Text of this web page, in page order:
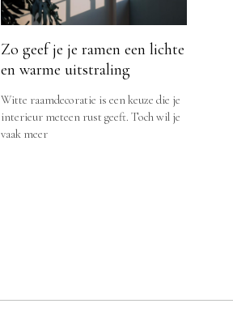
Zo geef je je ramen een lichte
en warme uitstraling
Witte raamdecoratie is een keuze die je
interieur meteen rust geeft. Toch wil je
vaak meer